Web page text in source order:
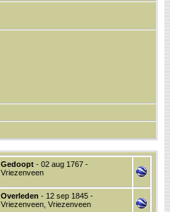
Gedoopt - 02 aug 1767 -
Vriezenveen
Overleden - 12 sep 1845 -
Vriezenveen, Vriezenveen